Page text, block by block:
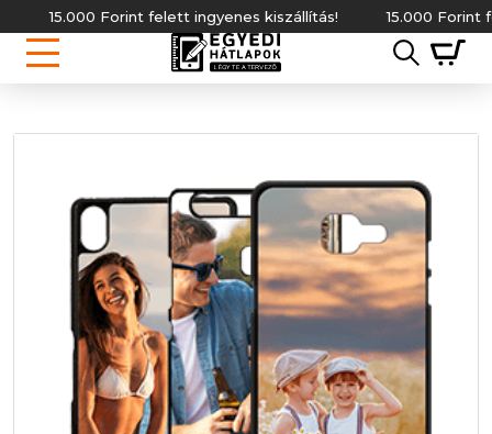
15.000 Forint felett ingyenes kiszállítás! 15.000 Forint